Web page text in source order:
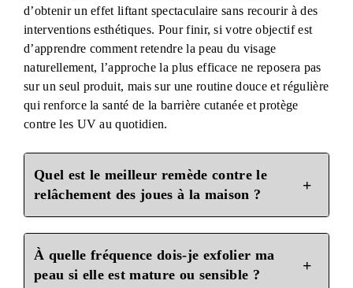
d’obtenir un effet liftant spectaculaire sans recourir à des
interventions esthétiques. Pour finir, si votre objectif est
d’apprendre comment retendre la peau du visage
naturellement, l’approche la plus efficace ne reposera pas
sur un seul produit, mais sur une routine douce et régulière
qui renforce la santé de la barrière cutanée et protège
contre les UV au quotidien.
Quel est le meilleur remède contre le
relâchement des joues à la maison ?
À quelle fréquence dois-je exfolier ma
peau si elle est mature ou sensible ?